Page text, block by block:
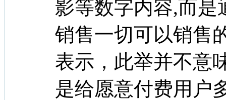
影等数字内容,而是
销售一切可以销售
表示，此举并不意
是给愿意付费用户